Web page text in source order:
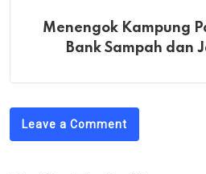
Menengok Kampung
Bank Sampah dan
Leave a Comment